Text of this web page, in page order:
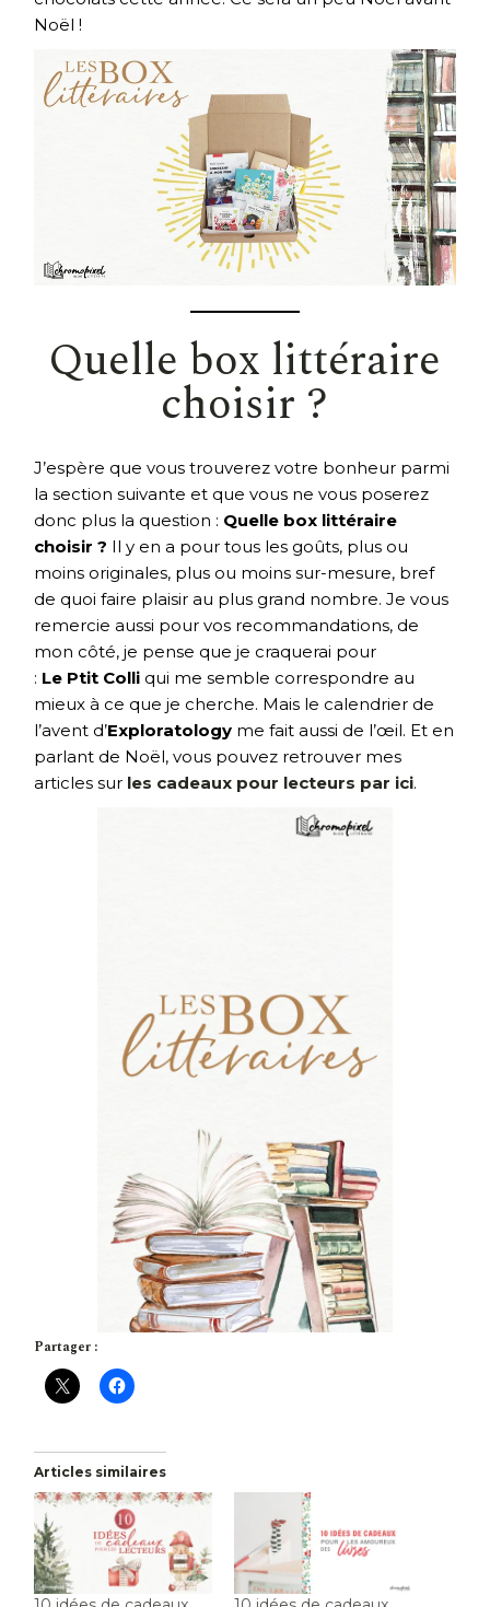
Noël !
Quelle box littéraire
choisir ?
J’espère que vous trouverez votre bonheur parmi
la section suivante et que vous ne vous poserez
donc plus la question : Quelle box littéraire
choisir ? Il y en a pour tous les goûts, plus ou
moins originales, plus ou moins sur-mesure, bref
de quoi faire plaisir au plus grand nombre. Je vous
remercie aussi pour vos recommandations, de
mon côté, je pense que je craquerai pour
: Le Ptit Colli qui me semble correspondre au
mieux à ce que je cherche. Mais le calendrier de
l’avent d’Exploratology me fait aussi de l’œil. Et en
parlant de Noël, vous pouvez retrouver mes
articles sur les cadeaux pour lecteurs par ici.
Partager :
Articles similaires